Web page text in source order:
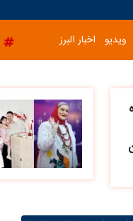
ویدیو اخبار البرز